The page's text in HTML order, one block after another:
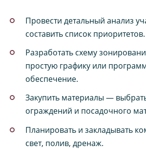
Провести детальный анализ
составить список приоритетов.
Разработать схему
простую графику или
обеспечение.
Закупить материалы —
ограждений и посадочного
Планировать и закладывать
свет, полив, дренаж.